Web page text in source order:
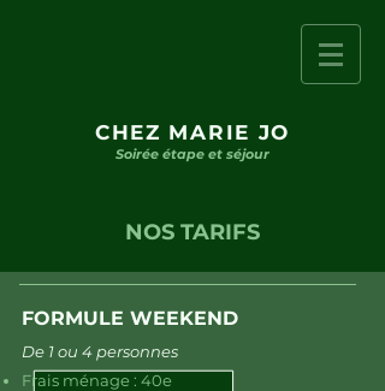
CHEZ MARIE JO
Soirée étape et séjour
NOS TARIFS
FORMULE WEEKEND
De 1 ou 4 personnes
Frais ménage : 40e